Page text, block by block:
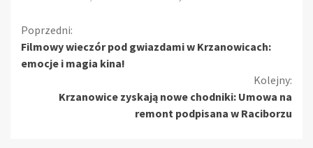
Kontynuuj
czytanie
Poprzedni:
Filmowy wieczór pod gwiazdami w Krzanowicach:
emocje i magia kina!
Kolejny:
Krzanowice zyskają nowe chodniki: Umowa na
remont podpisana w Raciborzu